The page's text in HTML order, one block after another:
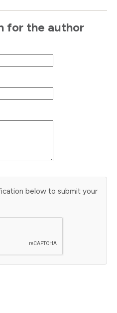
for the author
below to submit your